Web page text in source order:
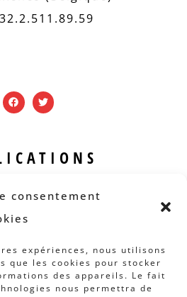
consentement
expériences, nous utilisons
que les cookies pour stocker
des appareils. Le fait
nous permettra de
INFOS